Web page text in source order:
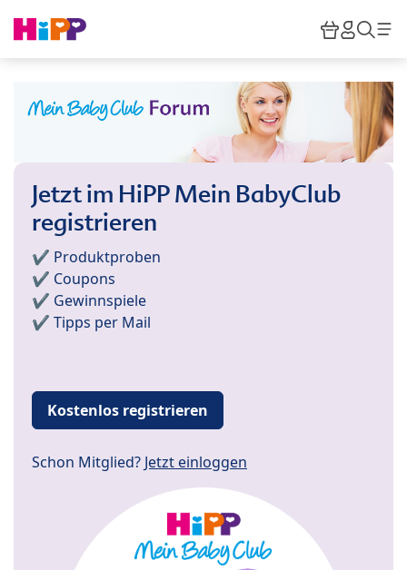
HiPP
Jetzt im HiPP Mein BabyClub
registrieren
✔️ Produktproben
✔️ Coupons
✔️ Gewinnspiele
✔️ Tipps per Mail
Kostenlos registrieren
Schon Mitglied? Jetzt einloggen